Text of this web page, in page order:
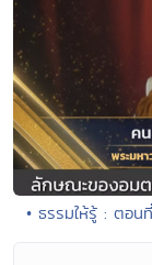
• ธรรมให้รู้ : ตอ